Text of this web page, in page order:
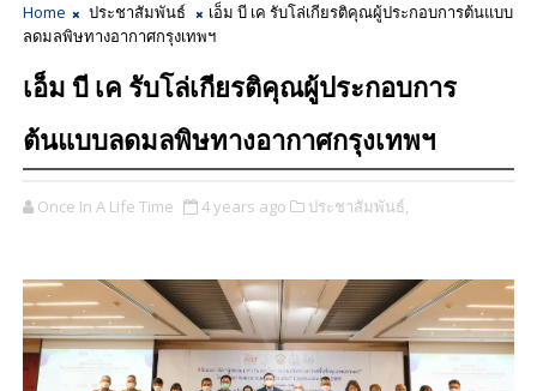
Home ประชาสัมพันธ์
เอ็ม บี เค รับโล่เกียรติคุณผู้ประกอบการต้นแบบ
ลดมลพิษทางอากาศกรุงเทพฯ
เอ็ม บี เค รับโล่เกียรติคุณผู้ประกอบการ
ต้นแบบลดมลพิษทางอากาศกรุงเทพฯ
Once In A Life Time 4 years ago ประชาสัมพันธ์,